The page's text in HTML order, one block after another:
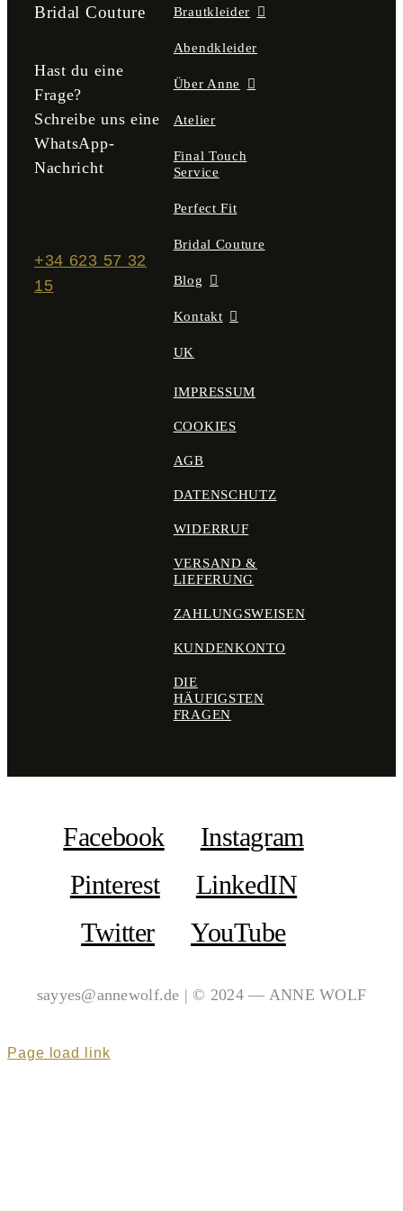
werden
Bridal Couture
Hast du eine
Frage?
Schreibe uns eine
WhatsApp-
Nachricht
+34 623 57 32
15
Brautkleider
Abendkleider
Über Anne
Atelier
Final Touch
Service
Perfect Fit
Bridal Couture
Blog
Kontakt
UK
IMPRESSUM
COOKIES
AGB
DATENSCHUTZ
WIDERRUF
VERSAND &
LIEFERUNG
ZAHLUNGSWEISEN
KUNDENKONTO
DIE
HÄUFIGSTEN
FRAGEN
Facebook
Instagram
Pinterest
LinkedIN
Twitter
YouTube
sayyes@annewolf.de | © 2024 — ANNE WOLF
Page load link